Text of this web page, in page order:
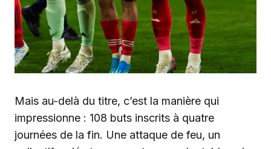
Mais au-delà du titre, c’est la manière qui
impressionne : 108 buts inscrits à quatre
journées de la fin. Une attaque de feu, un